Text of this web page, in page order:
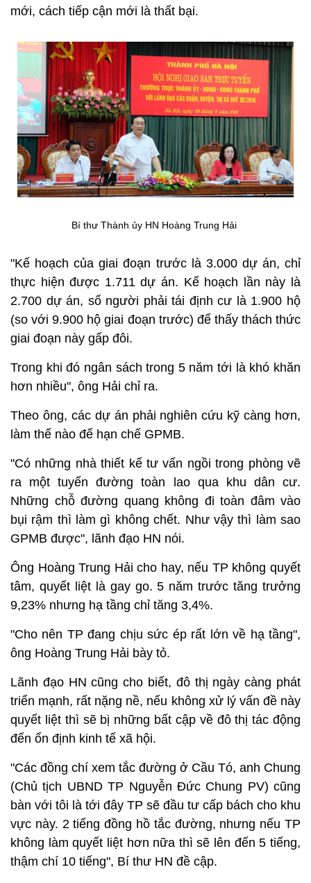
mới, cách tiếp cận mới là thất bại.
Bí thư Thành ủy HN Hoàng Trung Hải
"Kế hoạch của giai đoạn trước là 3.000 dự án, chỉ
thực hiện được 1.711 dự án. Kế hoạch lần này là
2.700 dự án, số người phải tái định cư là 1.900 hộ
(so với 9.900 hộ giai đoạn trước) để thấy thách thức
giai đoạn này gấp đôi.
Trong khi đó ngân sách trong 5 năm tới là khó khăn
hơn nhiều", ông Hải chỉ ra.
Theo ông, các dự án phải nghiên cứu kỹ càng hơn,
làm thế nào để hạn chế GPMB.
"Có những nhà thiết kế tư vấn ngồi trong phòng vẽ
ra một tuyến đường toàn lao qua khu dân cư.
Những chỗ đường quang không đi toàn đâm vào
bụi rậm thì làm gì không chết. Như vậy thì làm sao
GPMB được", lãnh đạo HN nói.
Ông Hoàng Trung Hải cho hay, nếu TP không quyết
tâm, quyết liệt là gay go. 5 năm trước tăng trưởng
9,23% nhưng hạ tầng chỉ tăng 3,4%.
"Cho nên TP đang chịu sức ép rất lớn về hạ tầng",
ông Hoàng Trung Hải bày tỏ.
Lãnh đạo HN cũng cho biết, đô thị ngày càng phát
triển mạnh, rất nặng nề, nếu không xử lý vấn đề này
quyết liệt thì sẽ bị những bất cập về đô thị tác động
đến ổn định kinh tế xã hội.
"Các đồng chí xem tắc đường ở Cầu Tó, anh Chung
(Chủ tịch UBND TP Nguyễn Đức Chung PV) cũng
bàn với tôi là tới đây TP sẽ đầu tư cấp bách cho khu
vực này. 2 tiếng đồng hồ tắc đường, nhưng nếu TP
không làm quyết liệt hơn nữa thì sẽ lên đến 5 tiếng,
thậm chí 10 tiếng", Bí thư HN đề cập.